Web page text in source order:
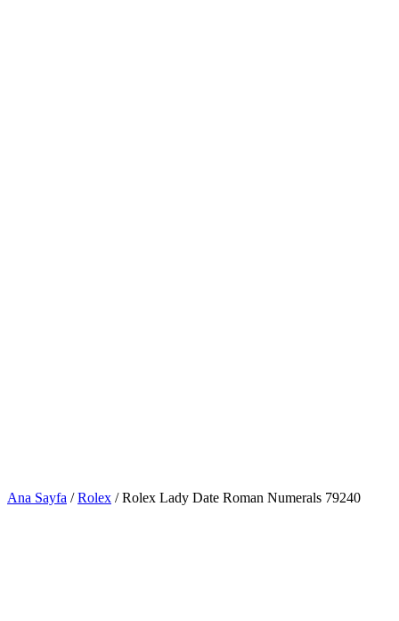
Ana Sayfa /Rolex / Rolex Lady Date Roman Numerals 79240